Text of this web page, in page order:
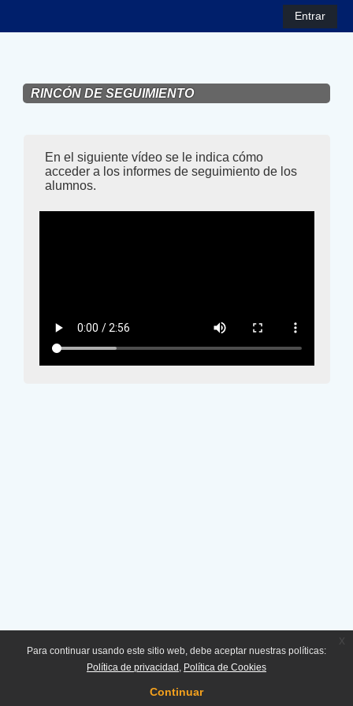
Entrar
RINCÓN DE SEGUIMIENTO
En el siguiente vídeo se le indica cómo
acceder a los informes de seguimiento de los
alumnos.
Para continuar usando este sitio web, debe aceptar nuestras políticas:
Política de privacidad
Política de Cookies
Continuar